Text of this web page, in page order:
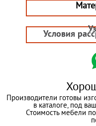
Условия
Производители готовы
в каталоге, под
Стоимость мебели